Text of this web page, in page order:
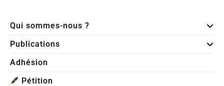
Qui sommes-nous ?
Publications
Adhésion
Pétition